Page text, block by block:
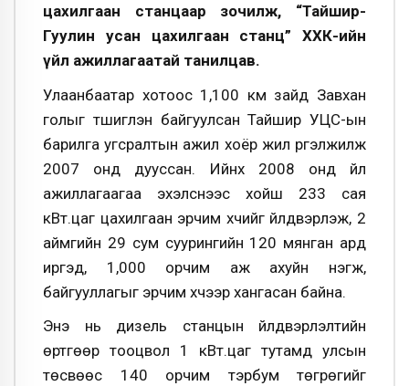
цахилгаан станцаар зочилж, “Тайшир-
Гуулин усан цахилгаан станц” ХХК-ийн
үйл ажиллагаатай танилцав.
Улаанбаатар хотоос 1,100 км зайд Завхан
голыг түшиглэн байгуулсан Тайшир УЦС-ын
барилга угсралтын ажил хоёр жил үргэлжилж
2007 онд дууссан. Ийнхүү 2008 онд үйл
ажиллагаагаа эхэлснээс хойш 233 сая
кВт.цаг цахилгаан эрчим хүчийг үйлдвэрлэж, 2
аймгийн 29 сум суурингийн 120 мянган ард
иргэд, 1,000 орчим аж ахуйн нэгж,
байгууллагыг эрчим хүчээр хангасан байна.
Энэ нь дизель станцын үйлдвэрлэлтийн
өртгөөр тооцвол 1 кВт.цаг тутамд улсын
төсвөөс 140 орчим тэрбум төгрөгийг